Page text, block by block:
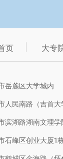
页 大专
岳麓区大学城内
人民南路（吉首大
滨湖路湖南文理学
石峰区创业大厦1